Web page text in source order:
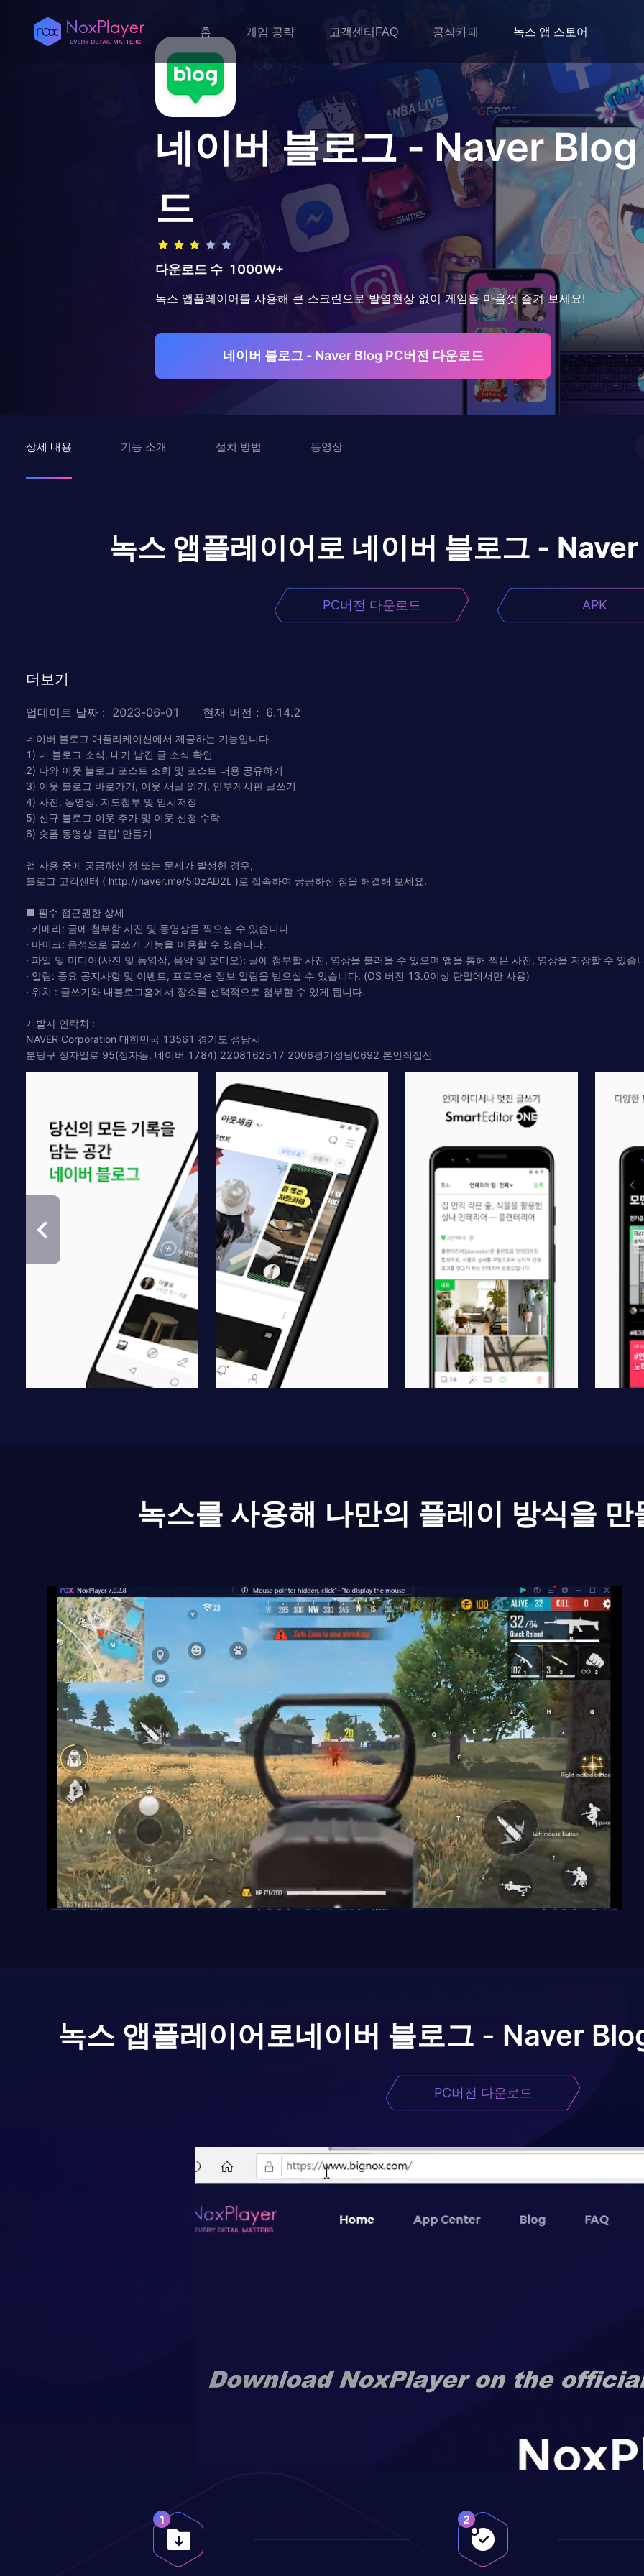
홈 게임 공략 고객센터FAQ 공식카페 녹스 앱 스토어
네이버 블로그 - Naver Blog
드
다운로드 수 1000W+
녹스 앱플레이어를 사용해 큰 스크린으로 발열현상 없이 게임을 마음껏 즐겨 보세요!
네이버 블로그 - Naver Blog PC버전 다운로드
상세 내용 기능 소개 설치 방법 동영상
녹스 앱플레이어로 네이버 블로그 -
PC버전 다운로드 APK
더보기
업데이트 날짜 : 2023-06-01 현재 버전 : 6.14.2
네이버 블로그 애플리케이션에서 제공하는 기능입니다.
1) 내 블로그 소식, 내가 남긴 글 소식 확인
2) 나와 이웃 블로그 포스트 조회 및 포스트 내용 공유하기
3) 이웃 블로그 바로가기, 이웃 새글 읽기, 안부게시판 글쓰기
4) 사진, 동영상, 지도첨부 및 임시저장
5) 신규 블로그 이웃 추가 및 이웃 신청 수락
6) 숏폼 동영상 '클립' 만들기
앱 사용 중에 궁금하신 점 또는 문제가 발생한 경우,
블로그 고객센터 ( http://naver.me/5l0zAD2L )로 접속하여 궁금하신 점을 해결해 보세요.
■ 필수 접근권한 상세
· 카메라: 글에 첨부할 사진 및 동영상을 찍으실 수 있습니다.
· 마이크: 음성으로 글쓰기 기능을 이용할 수 있습니다.
· 파일 및 미디어(사진 및 동영상, 음악 및 오디오): 글에 첨부할 사진, 영상을 불러올 수 있으며 앱을 통해 찍은 사진, 영상을 저장할 수 있습
· 알림: 중요 공지사항 및 이벤트, 프로모션 정보 알림을 받으실 수 있습니다. (OS 버전 13.0이상 단말에서만 사용)
· 위치 : 글쓰기와 내블로그홈에서 장소를 선택적으로 첨부할 수 있게 됩니다.
개발자 연락처 :
NAVER Corporation 대한민국 13561 경기도 성남시
분당구 정자일로 95(정자동, 네이버 1784) 2208162517 2006경기성남0692 본인직접신
녹스를 사용해 나만의 플레이 방식을
녹스 앱플레이어로네이버 블로그 - Naver
PC버전 다운로드